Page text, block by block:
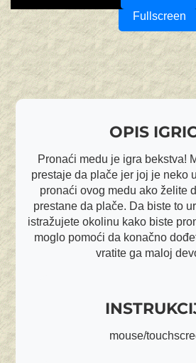
Fullscreen
OPIS
Pronaći medu je igra bekstva!
prestaje da plače jer joj je neko
pronaći ovog medu ako želite
prestane da plače. Da biste to
istražujete okolinu kako biste
moglo pomoći da konačno
vratite ga maloj
mouse/